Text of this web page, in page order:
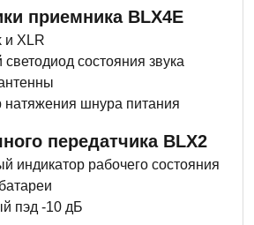
приемника BLX4E
и XLR
состояния звука
натяжения шнура питания
передатчика BLX2
индикатор рабочего состояния
пэд -10 дБ